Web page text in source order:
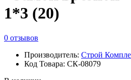
1*3 (20)
0 отзывов
Производитель: Строй
Код Товара: СК-08079